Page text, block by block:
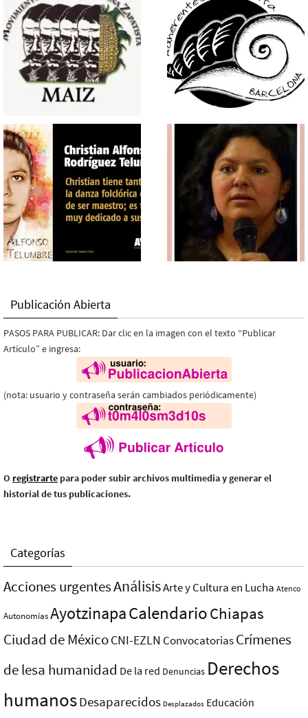
Publicación Abierta
PASOS PARA PUBLICAR: Dar clic en la imagen con el texto “Publicar
Artículo” e ingresa:
(nota: usuario y contraseña serán cambiados periódicamente)
O registrarte para poder subir archivos multimedia y generar el
historial de tus publicaciones.
Categorías
Acciones urgentesAnálisisArte y Cultura en Lucha Atenco
AutonomíasAyotzinapaCalendarioChiapas
Ciudad de MéxicoCNI-EZLN ConvocatoriasCrímenes
de lesa humanidad De la red Denuncias Derechos
humanosDesaparecidos Desplazados Educación